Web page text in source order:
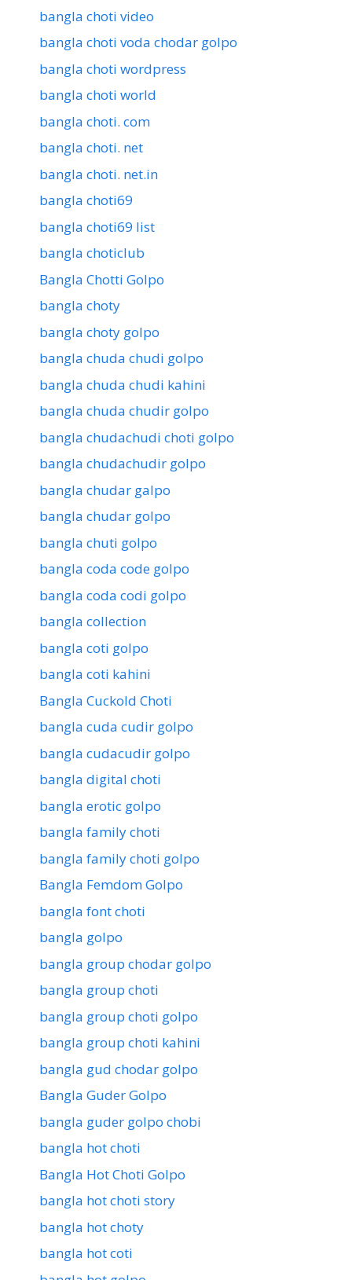
bangla choti video
bangla choti voda chodar golpo
bangla choti wordpress
bangla choti world
bangla choti. com
bangla choti. net
bangla choti. net.in
bangla choti69
bangla choti69 list
bangla choticlub
Bangla Chotti Golpo
bangla choty
bangla choty golpo
bangla chuda chudi golpo
bangla chuda chudi kahini
bangla chuda chudir golpo
bangla chudachudi choti golpo
bangla chudachudir golpo
bangla chudar galpo
bangla chudar golpo
bangla chuti golpo
bangla coda code golpo
bangla coda codi golpo
bangla collection
bangla coti golpo
bangla coti kahini
Bangla Cuckold Choti
bangla cuda cudir golpo
bangla cudacudir golpo
bangla digital choti
bangla erotic golpo
bangla family choti
bangla family choti golpo
Bangla Femdom Golpo
bangla font choti
bangla golpo
bangla group chodar golpo
bangla group choti
bangla group choti golpo
bangla group choti kahini
bangla gud chodar golpo
Bangla Guder Golpo
bangla guder golpo chobi
bangla hot choti
Bangla Hot Choti Golpo
bangla hot choti story
bangla hot choty
bangla hot coti